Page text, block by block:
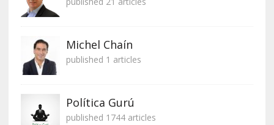
Michel Chaín
published 1 articles
Política Gurú
published 1744 articles